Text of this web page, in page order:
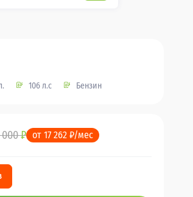
106 л.с Бензин
000₽ от 17 262 ₽/мес